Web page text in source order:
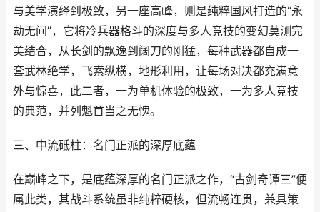
与美学演绎到极致，另一座高峰，则是纯粹国风打造的“永
劫无间”，它将冷兵器格斗的深度与多人竞技的变幻莫测完
美结合，从长剑的飘逸到阔刀的刚猛，每种武器都自成一
套武林绝学，飞索纵横，地形利用，让每场对决都充满意
外与惊喜，此二者，一为单机体验的极致，一为多人竞技
的典范，并列魁首当之无愧。
三、中流砥柱：名门正派的深厚底蕴
在巅峰之下，是底蕴深厚的名门正派之作，“古剑奇谭三”便
属此类，其战斗系统虽非纯粹硬核，但流畅连贯，兼具策